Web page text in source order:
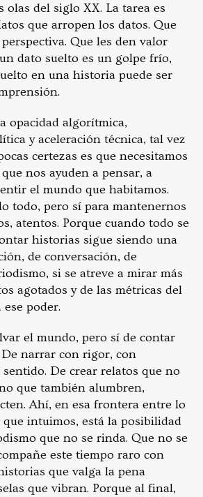
olas del siglo XX. La tarea es
que arropen los datos. Que
Que les den valor
dato suelto es un golpe frío,
en una historia puede ser
opacidad algorítmica,
y aceleración técnica, tal vez
certezas es que necesitamos
nos ayuden a pensar, a
el mundo que habitamos.
todo, pero sí para mantenernos
atentos. Porque cuando todo se
historias sigue siendo una
de conversación, de
si se atreve a mirar más
agotados y de las métricas del
poder.
el mundo, pero sí de contar
narrar con rigor, con
De crear relatos que no
que también alumbren,
Ahí, en esa frontera entre lo
que intuimos, está la posibilidad
que no se rinda. Que no se
este tiempo raro con
que valga la pena
que vibran. Porque al final,